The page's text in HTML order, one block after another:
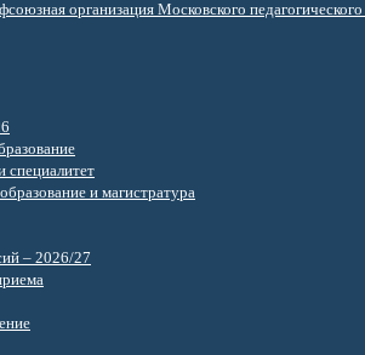
организация Московского
специалитет
и магистратура
– 2026/27